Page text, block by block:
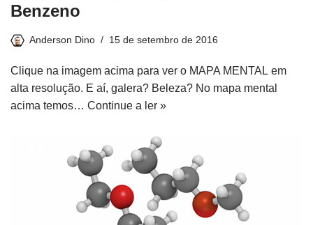
Benzeno
Anderson Dino 15 de setembro de 2016
Clique na imagem acima para ver o MAPA MENTAL em
alta resolução. E aí, galera? Beleza? No mapa mental
acima temos… Continue a ler »